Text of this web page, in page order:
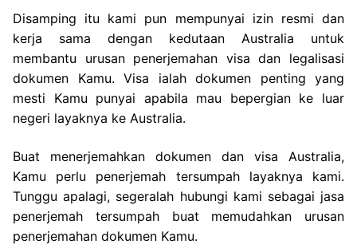
Disamping itu kami pun mempunyai izin resmi dan
kerja sama dengan kedutaan Australia untuk
membantu urusan penerjemahan visa dan legalisasi
dokumen Kamu. Visa ialah dokumen penting yang
mesti Kamu punyai apabila mau bepergian ke luar
negeri layaknya ke Australia.
Buat menerjemahkan dokumen dan visa Australia,
Kamu perlu penerjemah tersumpah layaknya kami.
Tunggu apalagi, segeralah hubungi kami sebagai jasa
penerjemah tersumpah buat memudahkan urusan
penerjemahan dokumen Kamu.